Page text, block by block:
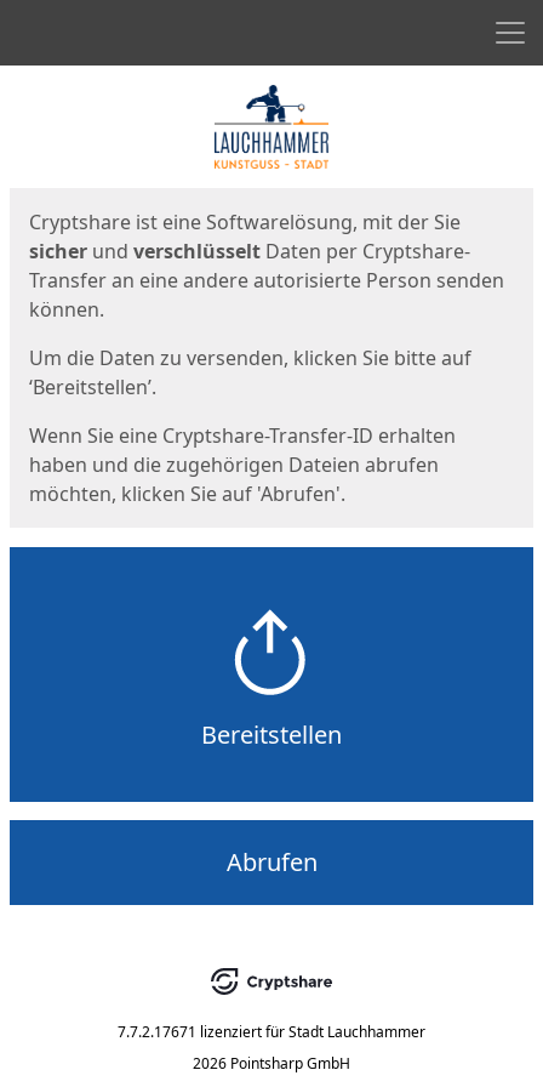
Cryptshare ist eine Softwarelösung, mit der Sie
sicher und verschlüsselt Daten per Cryptshare-
Transfer an eine andere autorisierte Person senden
können.
Um die Daten zu versenden, klicken Sie bitte auf
‘Bereitstellen’.
Wenn Sie eine Cryptshare-Transfer-ID erhalten
haben und die zugehörigen Dateien abrufen
möchten, klicken Sie auf 'Abrufen'.
Bereitstellen
Abrufen
7.7.2.17671 lizenziert fürStadt Lauchhammer
2026 Pointsharp GmbH